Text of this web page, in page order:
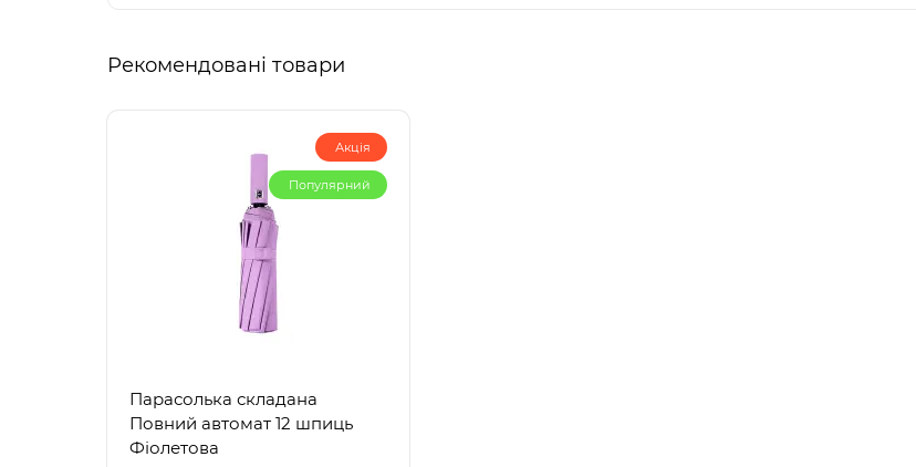
Рекомендовані товари
Акція
Популярний
Парасолька складана
Повний автомат 12 шпиць
Фіолетова